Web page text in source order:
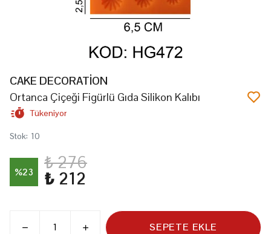
CAKE DECORATİON
Ortanca Çiçeği Figürlü Gıda Silikon Kalıbı
Tükeniyor
Stok: 10
%23 ₺ 276
₺ 212
SEPETE EKLE